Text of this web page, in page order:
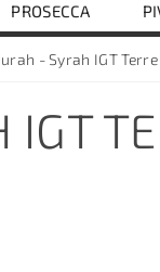
PROSECCA
- Syrah IGT
IGT